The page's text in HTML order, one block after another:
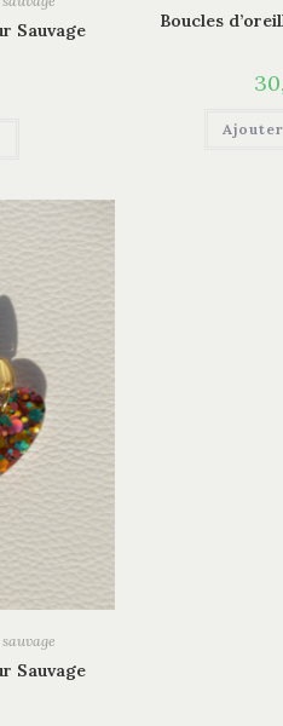
Sauvage Boucles
Sauvage